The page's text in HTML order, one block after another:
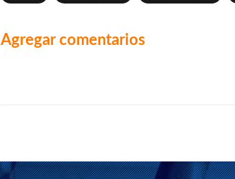
Agregar comentarios